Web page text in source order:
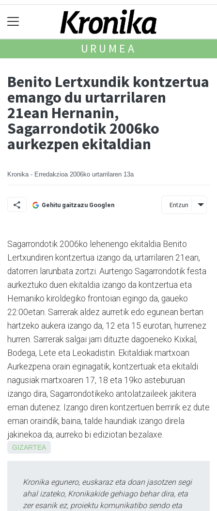
URUMEA
Benito Lertxundik kontzertua
emango du urtarrilaren
21ean Hernanin,
Sagarrondotik 2006ko
aurkezpen ekitaldian
Kronika - Erredakzioa 2006ko urtarrilaren 13a
Gehitu gaitzazu Googlen Entzun
Sagarrondotik 2006ko lehenengo ekitaldia Benito
Lertxundiren kontzertua izango da, urtarrilaren 21ean,
datorren larunbata zortzi. Aurtengo Sagarrondotik festa
aurkeztuko duen ekitaldia izango da kontzertua eta
Hernaniko kiroldegiko frontoian egingo da, gaueko
22:00etan. Sarrerak aldez aurretik edo egunean bertan
hartzeko aukera izango da, 12 eta 15 eurotan, hurrenez
hurren. Sarrerak salgai jarri dituzte dagoeneko Kixkal,
Bodega, Lete eta Leokadistin. Ekitaldiak martxoan
Aurkezpena orain eginagatik, kontzertuak eta ekitaldi
nagusiak martxoaren 17, 18 eta 19ko asteburuan
izango dira, Sagarrondotikeko antolatzaileek jakitera
eman dutenez. Izango diren kontzertuen berririk ez dute
eman oraindik, baina, talde haundiak izango direla
jakinekoa da, aurreko bi ediziotan bezalaxe.
GIZARTEA
Kronika egunero, euskaraz eta doan jasotzen segi
ahal izateko, Kronikakide gehiago behar dira, eta
zer esanik ez, proiektu komunikatibo sendo eta